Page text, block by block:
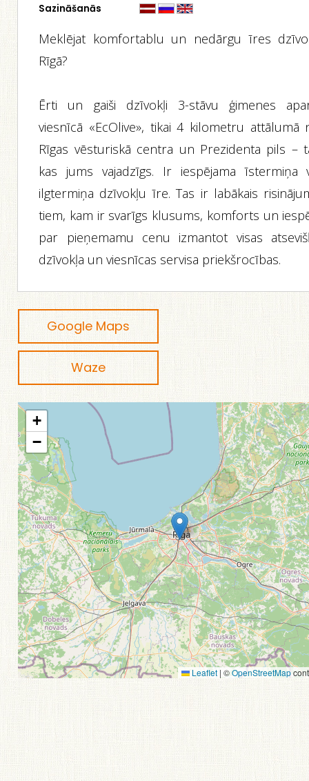
Sazināšanās
Meklējat komfortablu un nedārgu īres
Rīgā?
Ērti un gaiši dzīvokļi 3-stāvu ģimenes
viesnīcā «EcOlive», tikai 4 kilometru attālumā
Rīgas vēsturiskā centra un Prezidenta pils –
kas jums vajadzīgs. Ir iespējama īstermiņa
ilgtermiņa dzīvokļu īre. Tas ir labākais
tiem, kam ir svarīgs klusums, komforts un
par pieņemamu cenu izmantot visas
dzīvokļa un viesnīcas servisa priekšrocības.
Google Maps
Waze
+
−
Leaflet | ©OpenStreetMap